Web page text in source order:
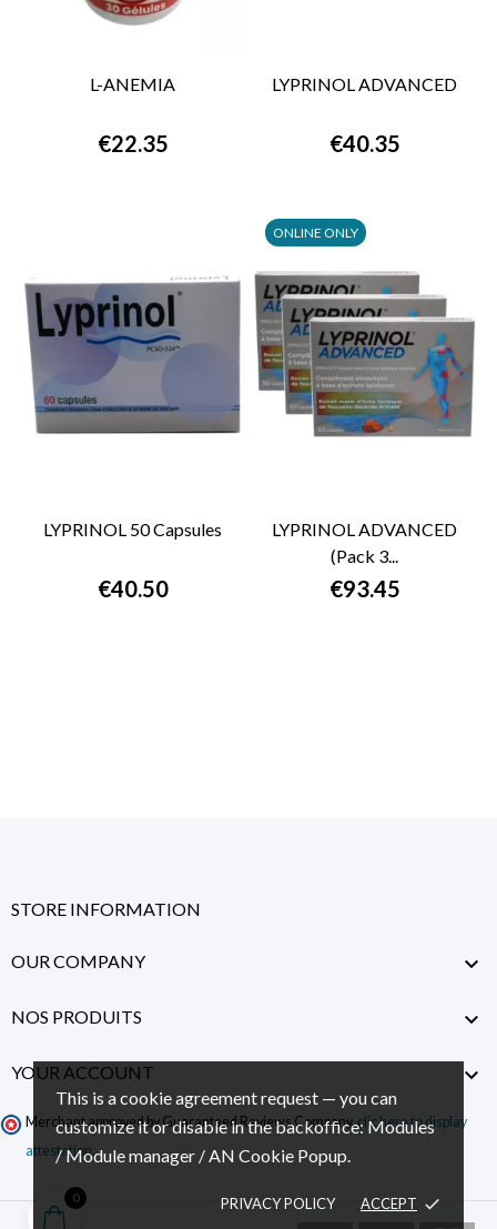
This is a cookie agreement request — you can
customize it or disable in the backoffice: Modules
/ Module manager / AN Cookie Popup.
PRIVACY POLICY ACCEPT done
L-ANEMIA
€22.35
LYPRINOL ADVANCED
€40.35
LYPRINOL 50 Capsules
€40.50
LYPRINOL ADVANCED
(Pack 3...
€93.45
ONLINE ONLY
STORE INFORMATION
OUR COMPANY 
NOS PRODUITS 
YOUR ACCOUNT 
Merchant approved by Guaranteed Reviews Company,clic here to display
attestation.
0